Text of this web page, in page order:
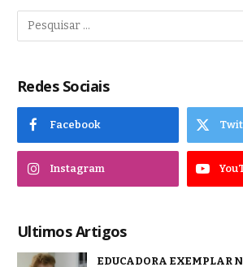
Redes Sociais
Facebook
Instagram
Ultimos Artigos
EDUCADORA EXEMPLAR